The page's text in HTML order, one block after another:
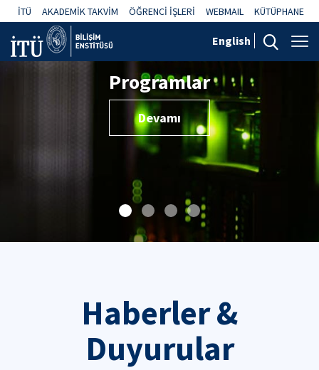
İTÜ AKADEMİK TAKVİM ÖĞRENCİ İŞLERİ WEBMAIL KÜTÜPHANE
English
Programlar
Devamı
Haberler &
Duyurular